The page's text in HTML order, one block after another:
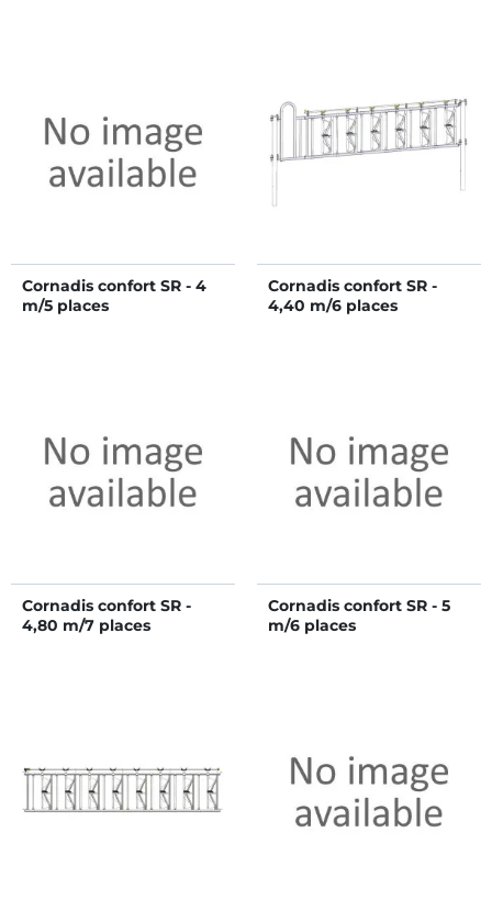
Cornadis confort SR - 4
m/5 places
Cornadis confort SR -
4,40 m/6 places
Cornadis confort SR -
4,80 m/7 places
Cornadis confort SR - 5
m/6 places